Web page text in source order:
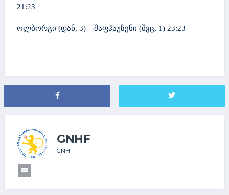
21:23
ოლბორგი (დან, 3) – შაფჰაუზენი (შვც, 1) 23:23
GNHF
GNHF